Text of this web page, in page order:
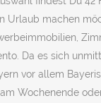
Urlaub machen
Da es sich
vor allem
Wochenende